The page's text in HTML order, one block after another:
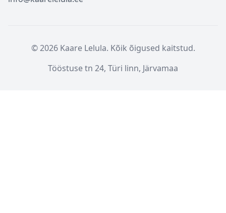
© 2026 Kaare Lelula. Kõik õigused kaitstud.
Tööstuse tn 24, Türi linn, Järvamaa